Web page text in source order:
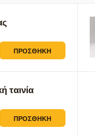
ΠΡΟΣΘΉΚΗ
ταινία
ΠΡΟΣΘΉΚΗ